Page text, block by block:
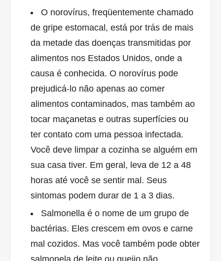
O norovírus, freqüentemente chamado
de gripe estomacal, está por trás de mais
da metade das doenças transmitidas por
alimentos nos Estados Unidos, onde a
causa é conhecida. O norovírus pode
prejudicá-lo não apenas ao comer
alimentos contaminados, mas também ao
tocar maçanetas e outras superfícies ou
ter contato com uma pessoa infectada.
Você deve limpar a cozinha se alguém em
sua casa tiver. Em geral, leva de 12 a 48
horas até você se sentir mal. Seus
sintomas podem durar de 1 a 3 dias.
Salmonella é o nome de um grupo de
bactérias. Eles crescem em ovos e carne
mal cozidos. Mas você também pode obter
salmonela de leite ou queijo não